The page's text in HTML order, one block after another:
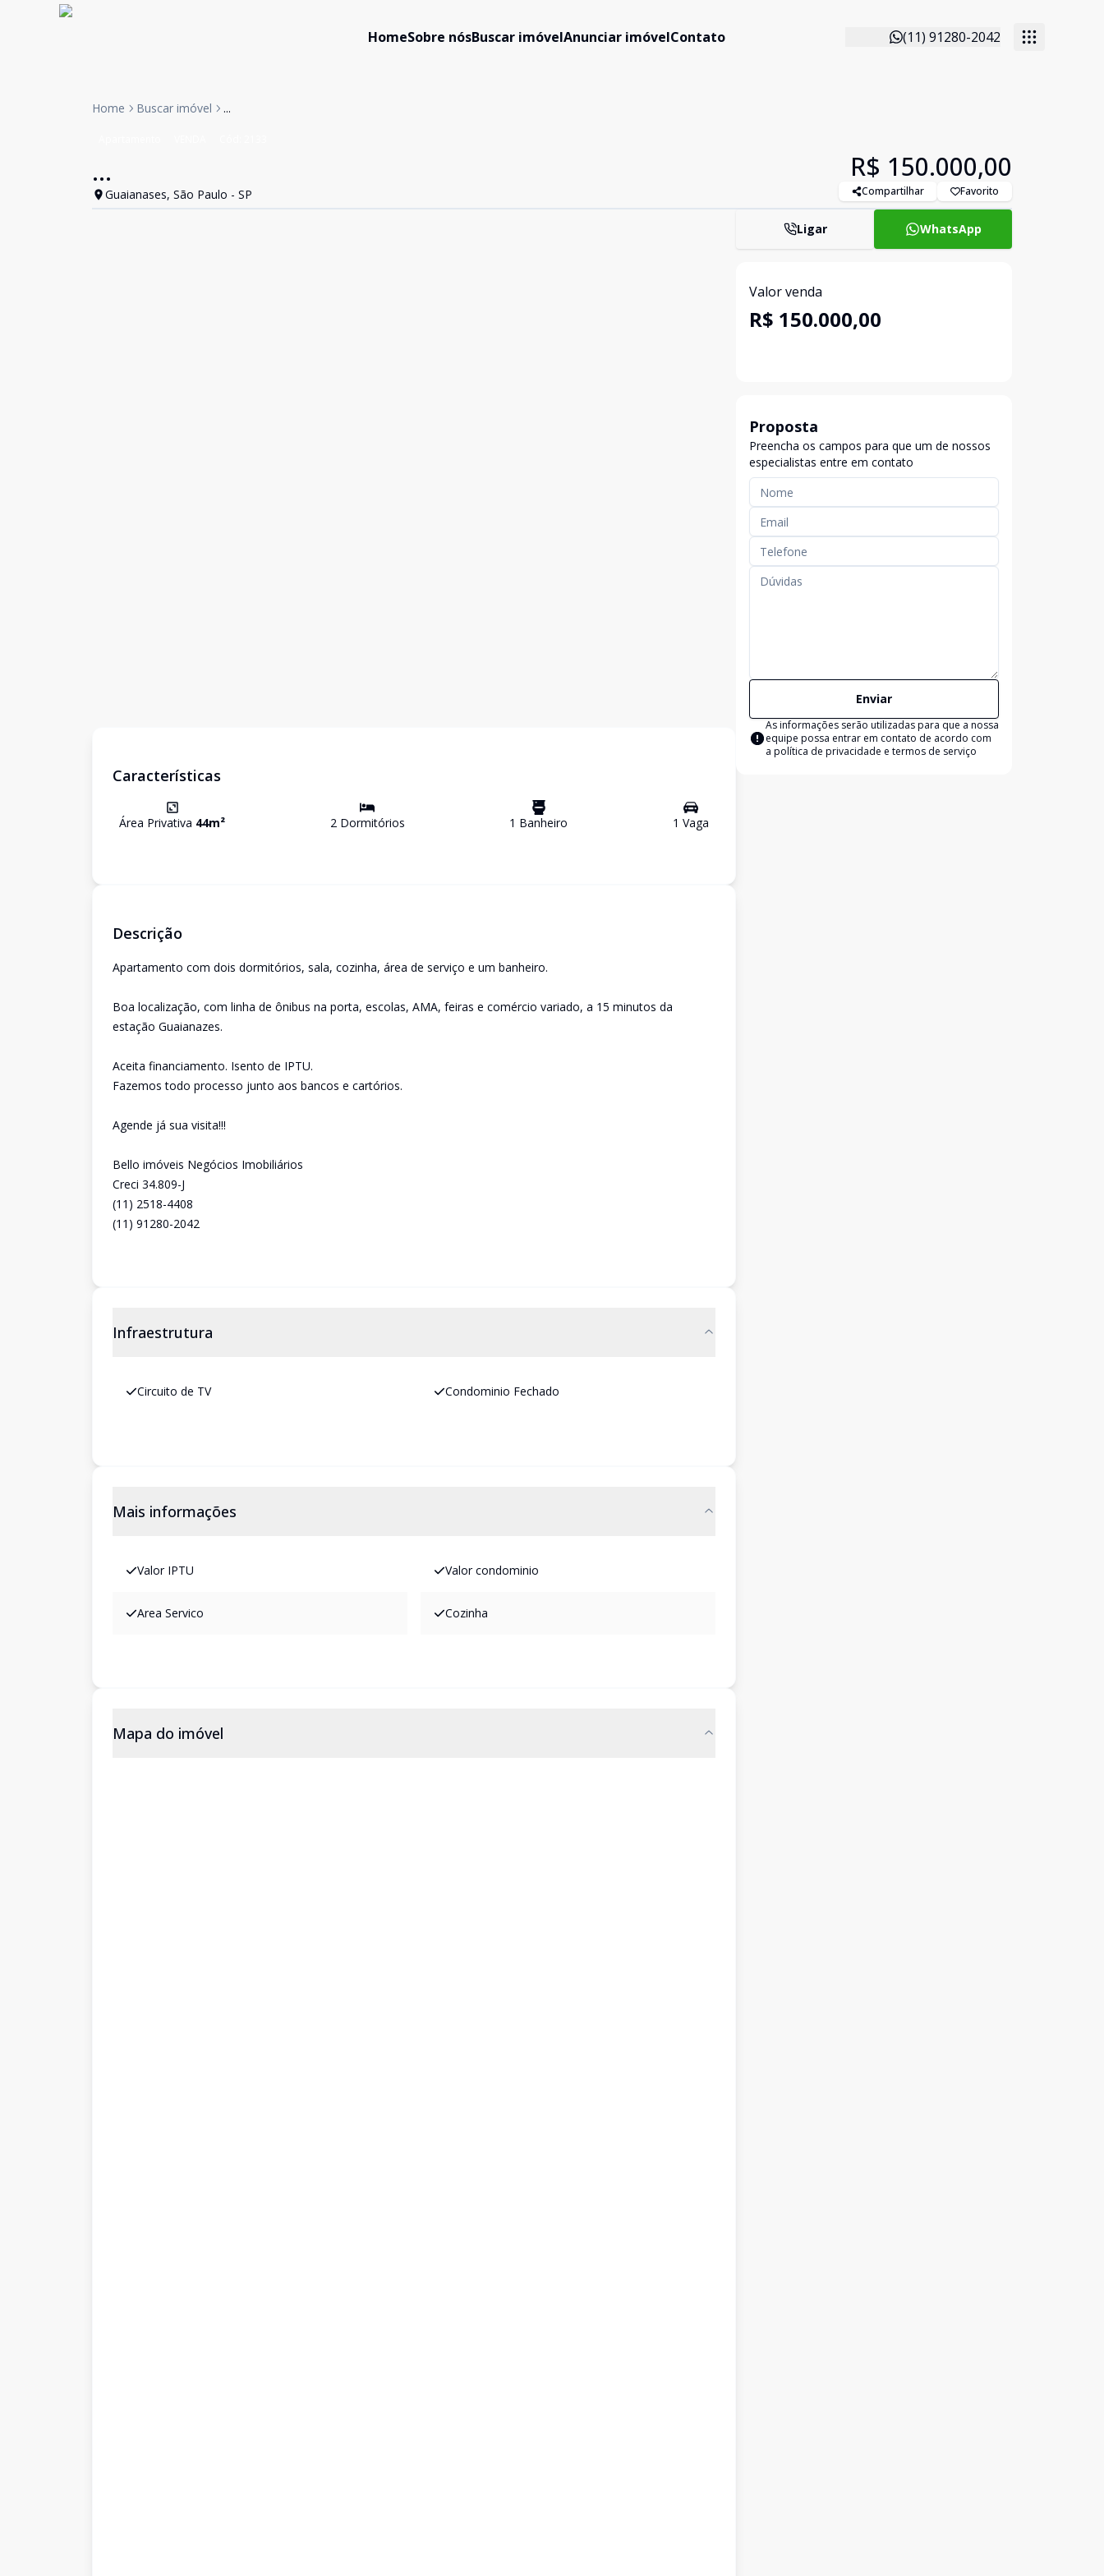
HomeSobre nósBuscar imóvelAnunciar imóvelContato (11) 91280-2042
Home Buscar imóvel ...
...
Guaianases, São Paulo - SP
R$ 150.000,00
Compartilhar Favorito
Características
Área Privativa 44m² 2Dormitórios 1 Banheiro 1 Vaga
Descrição
Apartamento com dois dormitórios, sala, cozinha, área de serviço e um banheiro.
Boa localização, com linha de ônibus na porta, escolas, AMA, feiras e comércio variado, a 15 minutos da
estação Guaianazes.
Aceita financiamento. Isento de IPTU.
Fazemos todo processo junto aos bancos e cartórios.
Agende já sua visita!!!
Bello imóveis Negócios Imobiliários
Creci 34.809-J
(11) 2518-4408
(11) 91280-2042
Infraestrutura
Circuito de TV Condominio Fechado
Mais informações
Valor IPTU Valor condominio
Area Servico Cozinha
Mapa do imóvel
Ligar WhatsApp
Valor venda
R$ 150.000,00
Proposta
Preencha os campos para que um de nossos
especialistas entre em contato
Enviar
As informações serão utilizadas para que a nossa
equipe possa entrar em contato de acordo com
a política de privacidade e termos de serviço